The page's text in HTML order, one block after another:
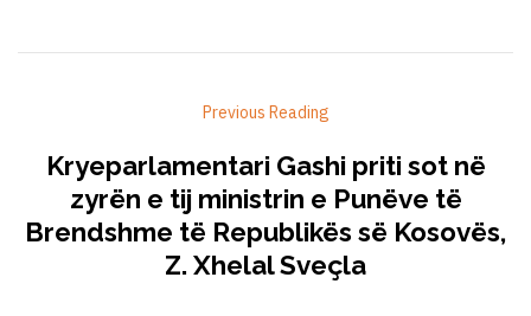
Previous Reading
Kryeparlamentari Gashi priti sot në
zyrën e tij ministrin e Punëve të
Brendshme të Republikës së Kosovës,
Z. Xhelal Sveçla